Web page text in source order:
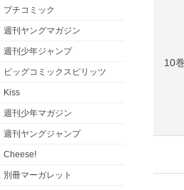
プチコミック
週刊ヤングマガジン
週刊少年ジャンプ
ビッグコミックスピリッツ
Kiss
週刊少年マガジン
週刊ヤングジャンプ
Cheese!
別冊マーガレット
10巻